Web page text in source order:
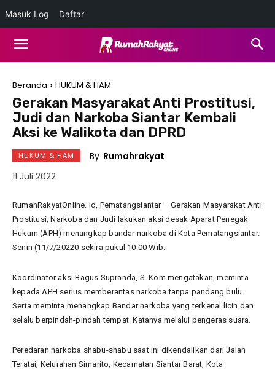
Beranda HUKUM & HAM
Gerakan Masyarakat Anti Prostitusi,
Judi dan Narkoba Siantar Kembali
Aksi ke Walikota dan DPRD
HUKUM & HAM By Rumahrakyat
11 Juli 2022
RumahRakyatOnline. Id, Pematangsiantar – Gerakan Masyarakat Anti
Prostitusi, Narkoba dan Judi lakukan aksi desak Aparat Penegak
Hukum (APH) menangkap bandar narkoba di Kota Pematangsiantar.
Senin (11/7/20220 sekira pukul 10.00 Wib.
Koordinator aksi Bagus Supranda, S. Kom mengatakan, meminta
kepada APH serius memberantas narkoba tanpa pandang bulu.
Serta meminta menangkap Bandar narkoba yang terkenal licin dan
selalu berpindah-pindah tempat. Katanya melalui pengeras suara.
Peredaran narkoba shabu-shabu saat ini dikendalikan dari Jalan
Teratai, Kelurahan Simarito, Kecamatan Siantar Barat, Kota
Masuk Log Daftar